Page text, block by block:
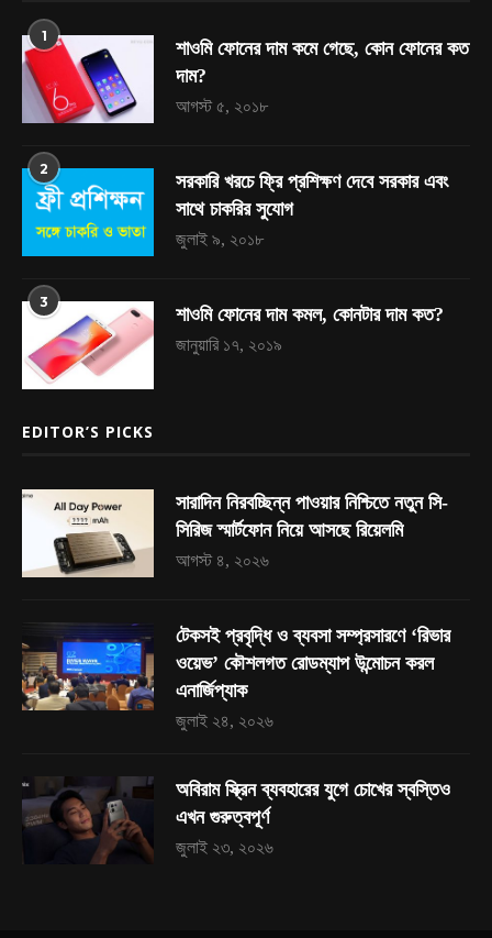
1
শাওমি ফোনের দাম কমে গেছে, কোন ফোনের কত
দাম?
আগস্ট ৫, ২০১৮
2
সরকারি খরচে ফ্রি প্রশিক্ষণ দেবে সরকার এবং
সাথে চাকরির সুযোগ
জুলাই ৯, ২০১৮
3
শাওমি ফোনের দাম কমল, কোনটার দাম কত?
জানুয়ারি ১৭, ২০১৯
EDITOR’S PICKS
সারাদিন নিরবচ্ছিন্ন পাওয়ার নিশ্চিতে নতুন সি-
সিরিজ স্মার্টফোন নিয়ে আসছে রিয়েলমি
আগস্ট ৪, ২০২৬
টেকসই প্রবৃদ্ধি ও ব্যবসা সম্প্রসারণে ‘রিভার
ওয়েভ’ কৌশলগত রোডম্যাপ উন্মোচন করল
এনার্জিপ্যাক
জুলাই ২৪, ২০২৬
অবিরাম স্ক্রিন ব্যবহারের যুগে চোখের স্বস্তিও
এখন গুরুত্বপূর্ণ
জুলাই ২৩, ২০২৬